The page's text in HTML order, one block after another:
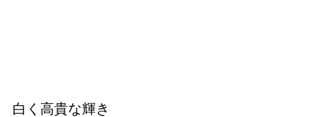
白く高貴な輝き